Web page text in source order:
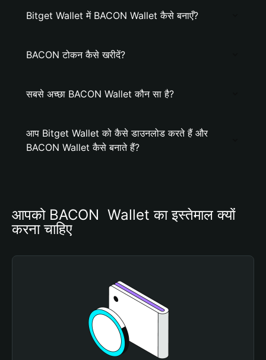
Bitget Wallet में BACON Wallet कैसे बनाएँ?
BACON टोकन कैसे खरीदें?
सबसे अच्छा BACON Wallet कौन सा है?
आप Bitget Wallet को कैसे डाउनलोड करते हैं और
BACON Wallet कैसे बनाते हैं?
आपको BACON  Wallet का इस्तेमाल क्यों
करना चाहिए